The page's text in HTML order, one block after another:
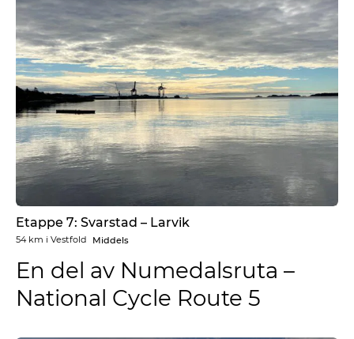
Etappe 7: Svarstad – Larvik
54 km i Vestfold Middels
En del av Numedalsruta –
National Cycle Route 5